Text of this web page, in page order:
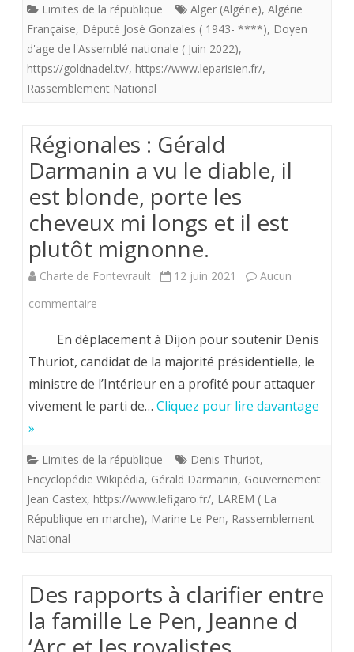
Limites de la république Alger (Algérie), Algérie
Française, Député José Gonzales ( 1943- ****), Doyen
d'age de l'Assemblé nationale ( Juin 2022),
https://goldnadel.tv/, https://www.leparisien.fr/,
Rassemblement National
Régionales : Gérald
Darmanin a vu le diable, il
est blonde, porte les
cheveux mi longs et il est
plutôt mignonne.
Charte de Fontevrault 12 juin 2021
Aucun
commentaire
:
Gérald
Darmanin
le
diable,
blonde,
porte
En déplacement à Dijon pour soutenir Denis
Thuriot, candidat de la majorité présidentielle, le
ministre de l’Intérieur en a profité pour attaquer
vivement le parti de… Cliquez pour lire davantage
»
Limites de la république Denis Thuriot,
Encyclopédie Wikipédia, Gérald Darmanin, Gouvernement
Jean Castex, https://www.lefigaro.fr/, LAREM ( La
République en marche), Marine Le Pen, Rassemblement
National
Des rapports à clarifier entre
la famille Le Pen, Jeanne d